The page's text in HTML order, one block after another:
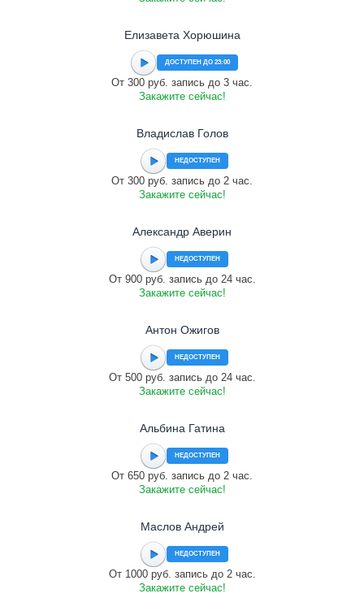
Елизавета Хорюшина
ДОСТУПЕН ДО 23:00
От 300 руб. запись до 3 час.
Закажите сейчас!
Владислав Голов
НЕДОСТУПЕН
От 300 руб. запись до 2 час.
Закажите сейчас!
Александр Аверин
НЕДОСТУПЕН
От 900 руб. запись до 24 час.
Закажите сейчас!
Антон Ожигов
НЕДОСТУПЕН
От 500 руб. запись до 24 час.
Закажите сейчас!
Альбина Гатина
НЕДОСТУПЕН
От 650 руб. запись до 2 час.
Закажите сейчас!
Маслов Андрей
НЕДОСТУПЕН
От 1000 руб. запись до 2 час.
Закажите сейчас!